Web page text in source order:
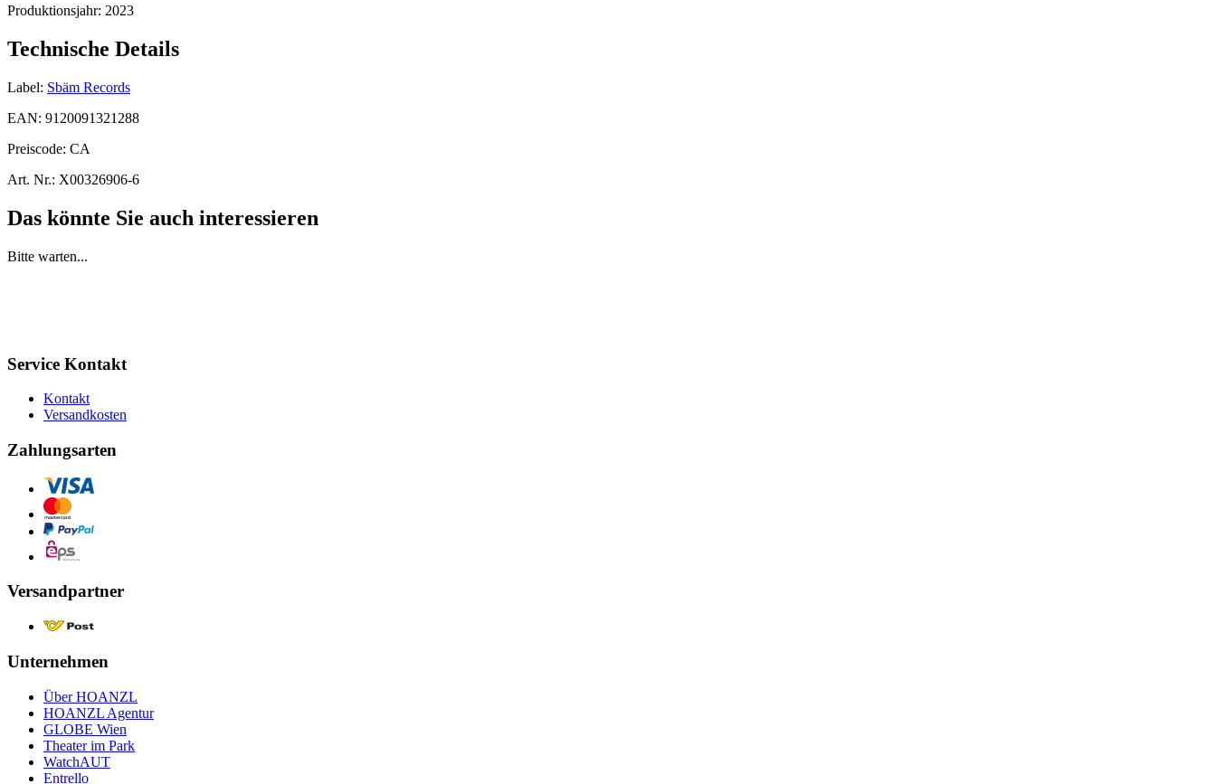
Produktionsjahr: 2023
Technische Details
Label: Sbäm Records
EAN: 9120091321288
Preiscode: CA
Art. Nr.: X00326906-6
Das könnte Sie auch interessieren
Bitte warten...
Service Kontakt
Kontakt
Versandkosten
Zahlungsarten
Versandpartner
Unternehmen
Über HOANZL
HOANZL Agentur
GLOBE Wien
Theater im Park
WatchAUT
Entrello